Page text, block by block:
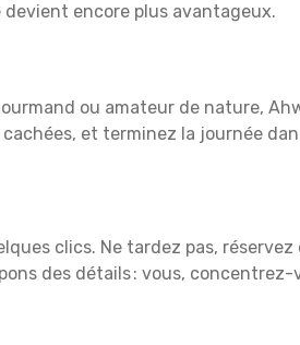
encore plus avantageux.
ou amateur de nature,
et terminez la journée
clics. Ne tardez pas,
des détails : vous, concentrez-